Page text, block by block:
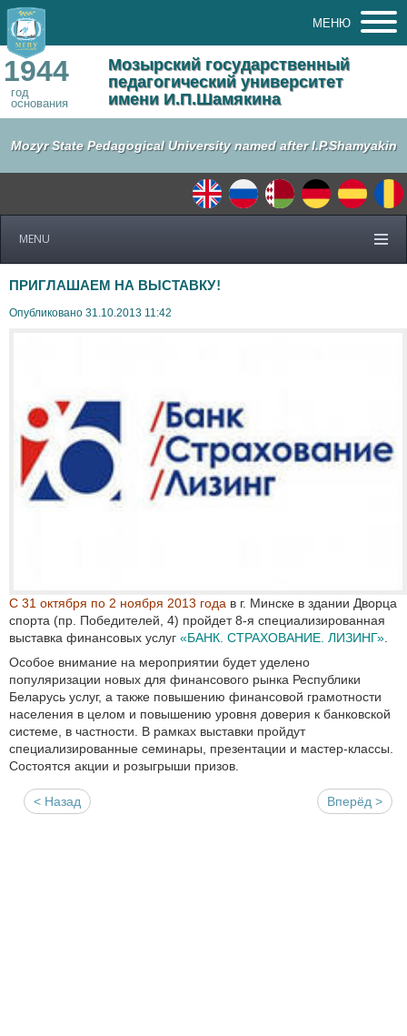
МЕНЮ
1944
год
основания
Мозырский государственный
педагогический университет
имени И.П.Шамякина
Mozyr State Pedagogical University named after I.P.Shamyakin
MENU
ПРИГЛАШАЕМ НА ВЫСТАВКУ!
Опубликовано 31.10.2013 11:42
С 31 октября по 2 ноября 2013 года в г. Минске в здании Дворца
спорта (пр. Победителей, 4) пройдет 8-я специализированная
выставка финансовых услуг «БАНК. СТРАХОВАНИЕ. ЛИЗИНГ»
Особое внимание на мероприятии будет уделено
популяризации новых для финансового рынка Республики
Беларусь услуг, а также повышению финансовой грамотности
населения в целом и повышению уровня доверия к банковской
системе, в частности. В рамках выставки пройдут
специализированные семинары, презентации и мастер-классы.
Состоятся акции и розыгрыши призов.
< Назад Вперёд >